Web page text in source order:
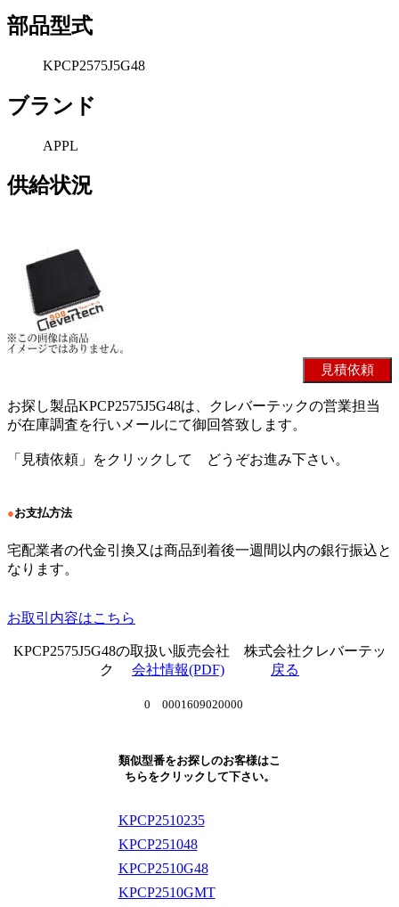
部品型式
KPCP2575J5G48
ブランド
APPL
供給状況
お探し製品KPCP2575J5G48は、クレバーテックの営業担当
が在庫調査を行いメールにて御回答致します。
「見積依頼」をクリックして どうぞお進み下さい。
●お支払方法
宅配業者の代金引換又は商品到着後一週間以内の銀行振込と
なります。
お取引内容はこちら
KPCP2575J5G48の取扱い販売会社 株式会社クレバーテッ
ク 会社情報(PDF) 戻る
0 0001609020000
類似型番をお探しのお客様はこ
ちらをクリックして下さい。
KPCP2510235
KPCP251048
KPCP2510G48
KPCP2510GMT